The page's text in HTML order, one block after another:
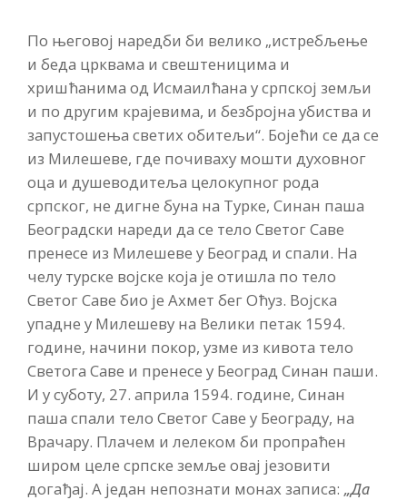
По његовој наредби би велико „истребљење
и беда црквама и свештеницима и
хришћанима од Исмаилћана у српској земљи
и по другим крајевима, и безбројна убиства и
запустошења светих обитељи“. Бојећи се да се
из Милешеве, где почиваху мошти духовног
оца и душеводитеља целокупног рода
српског, не дигне буна на Турке, Синан паша
Београдски нареди да се тело Светог Саве
пренесе из Милешеве у Београд и спали. На
челу турске војске која је отишла по тело
Светог Саве био је Ахмет бег Оћуз. Војска
упадне у Милешеву на Велики петак 1594.
године, начини покор, узме из кивота тело
Светога Саве и пренесе у Београд Синан паши.
И у суботу, 27. априла 1594. године, Синан
паша спали тело Светог Саве у Београду, на
Врачару. Плачем и лелеком би пропраћен
широм целе српске земље овај језовити
догађај. А један непознати монах записа:
„Да